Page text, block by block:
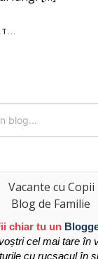
chiar tu un
cel mai tare în
cu rucsacul în